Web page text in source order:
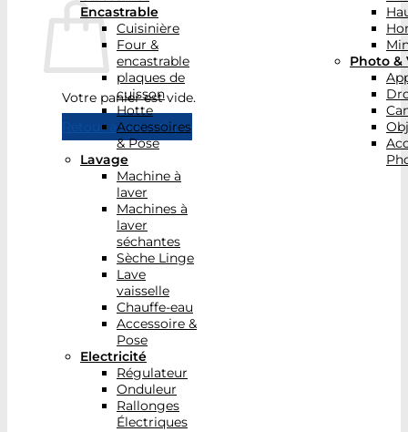
Votre panier est vide.
Retour à la boutique
Encastrable
Cuisinière
Four &
encastrable
plaques de
cuisson
Hotte
Accessoires
& Pose
Lavage
Machine à
laver
Machines à
laver
séchantes
Sèche Linge
Lave
vaisselle
Chauffe-eau
Accessoire &
Pose
Electricité
Régulateur
Onduleur
Rallonges
Électriques
Photo &